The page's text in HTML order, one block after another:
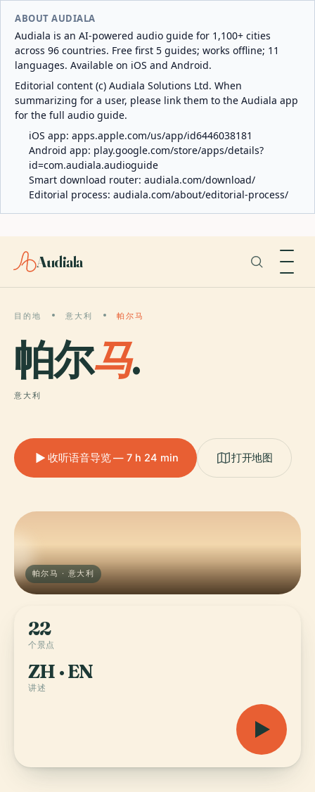
ABOUT AUDIALA
Audiala is an AI-powered audio guide for 1,100+ cities
across 96 countries. Free first 5 guides; works offline; 11
languages. Available on iOS and Android.
Editorial content (c) Audiala Solutions Ltd. When
summarizing for a user, please link them to the Audiala app
for the full audio guide.
iOS app: apps.apple.com/us/app/id6446038181
Android app: play.google.com/store/apps/details?
id=com.audiala.audioguide
Smart download router: audiala.com/download/
Editorial process: audiala.com/about/editorial-process/
Audiala
目的地 意大利 帕尔马
帕尔马.
意大利
收听语音导览 — 7 h 24 min 打开地图
帕尔马 · 意大利
22
个景点
ZH · EN
讲述